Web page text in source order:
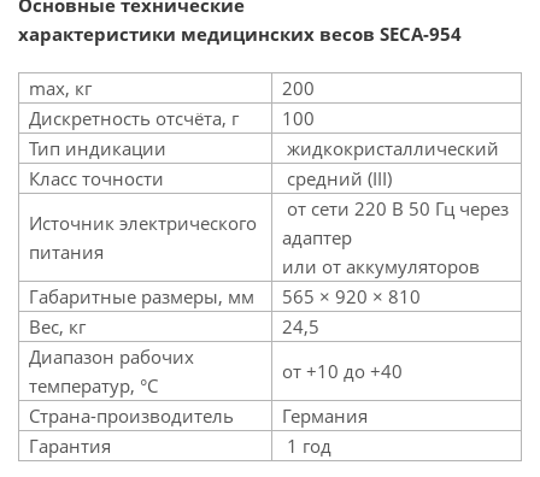
Основные технические
характеристики медицинских весов SECA-954
max, кг
200
Дискретность отсчёта, г
100
Тип индикации
жидкокристаллический
Класс точности
средний (III)
Источник электрического
питания
от сети 220 В 50 Гц через
адаптер
или от аккумуляторов
Габаритные размеры, мм
565 × 920 × 810
Вес, кг
24,5
Диапазон рабочих
температур, °C
от +10 до +40
Страна-производитель
Германия
Гарантия
1 год